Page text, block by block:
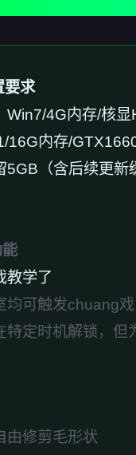
要求
Win7/4G内存/核显
16G内存/
5GB（含后续更新
教学了
均可触发chuang
特定时机解锁，
由修剪毛形状